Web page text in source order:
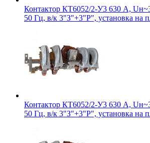
Контактор КТ6052/2-У3 630 А,
50 Гц, в/к 3"З"+3"Р", установка на
Контактор КТ6052/2-У3 630 А,
50 Гц, в/к 3"З"+3"Р", установка на